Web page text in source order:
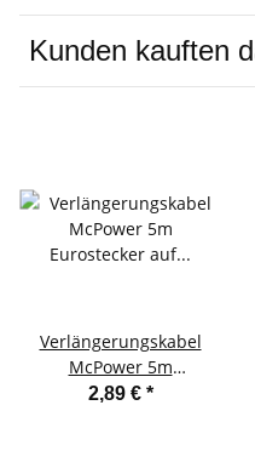
Kunden kauften
Verlängerungskabel
McPower 5m
Eurostecker auf
2,89 € *